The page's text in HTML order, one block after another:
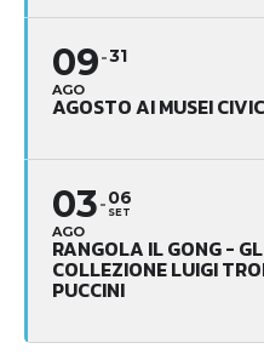
09
AGO
31
AGOSTO AI MUSEI
03
AGO
06
SET
RANGOLA IL GONG -
COLLEZIONE LUIGI
PUCCINI